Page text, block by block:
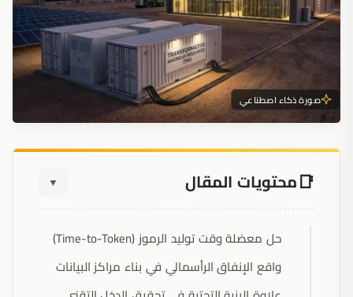
صورة ذكاء اصطناعي
محتويات المقال ▼
حل معضلة وقت توليد الرموز (Time-to-Token)
واقع الإنفاق الرأسمالي في بناء مراكز البيانات